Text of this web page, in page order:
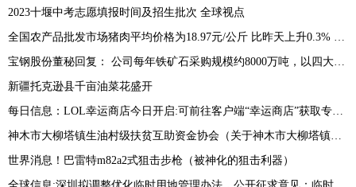
2023十堰中考志愿填报时间及招生批次 全球视点
新疆托克逊县千亩油菜花盛开
世界消息！巴雷特m82a2式狙击步枪（被神化的狙击利器）